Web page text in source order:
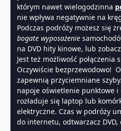
którym nawet wielogodzinna
nie wpływa negatywnie na
Podczas podróży możesz się
bogate wyposażenie
na DVD hity kinowe, lub
Jest też możliwość połączenia
Oczywiście bezprzewodowo!
zapewnią przyciemniane
napoje oświetlenie punktowe i
rozładuje się laptop lub
elektryczne. Czas w podróży
do internetu, odtwarzacz DVD,